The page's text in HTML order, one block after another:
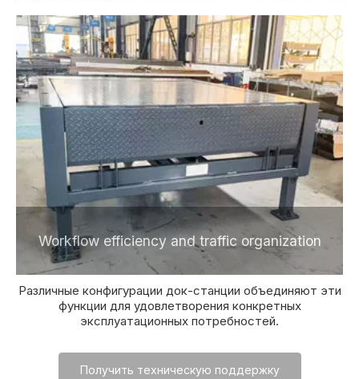
Workflow efficiency and traffic organization
Различные конфигурации док-станции объединяют эти
функции для удовлетворения конкретных
эксплуатационных потребностей.
Получить техническую поддержку